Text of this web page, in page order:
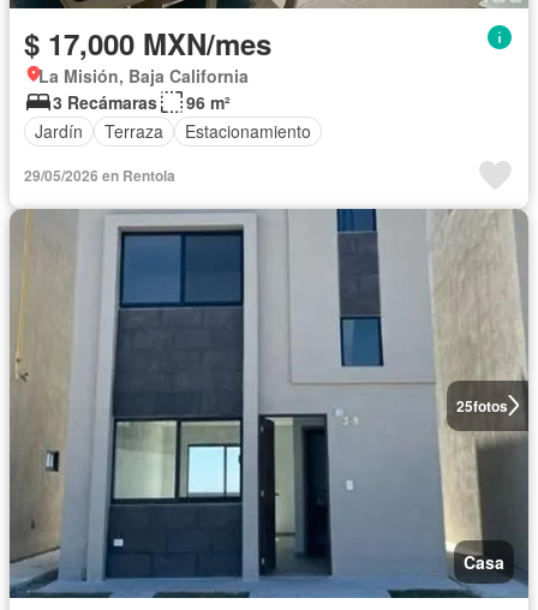
$ 17,000 MXN/mes
La Misión, Baja California
3 Recámaras
96 m²
Jardín
Terraza Estacionamiento
29/05/2026 en Rentola
25fotos
Casa